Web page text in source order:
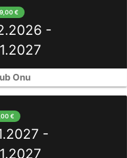
€
-
Onu
€
-